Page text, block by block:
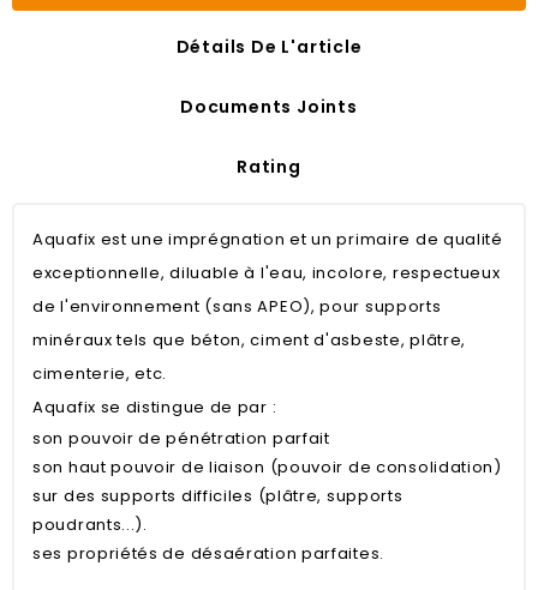
Détails De L'article
Documents Joints
Rating
Aquafix est une imprégnation et un primaire de qualité
exceptionnelle, diluable à l'eau, incolore, respectueux
de l'environnement (sans APEO), pour supports
minéraux tels que béton, ciment d'asbeste, plâtre,
cimenterie, etc.
Aquafix se distingue de par :
son pouvoir de pénétration parfait
son haut pouvoir de liaison (pouvoir de consolidation)
sur des supports difficiles (plâtre, supports
poudrants...).
ses propriétés de désaération parfaites.